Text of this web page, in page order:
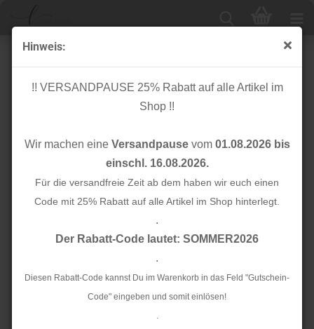
Hinweis:
!! VERSANDPAUSE 25% Rabatt auf alle Artikel im
Shop !!
Wir machen eine Versandpausevom 01.08.2026 bis
einschl. 16.08.2026.
Für die versandfreie Zeit ab dem haben wir euch einen
Code mit 25% Rabatt auf alle Artikel im Shop hinterlegt.
.
Der Rabatt-Code lautet: SOMMER2026
.
Diesen Rabatt-Code kannst Du im Warenkorb in das Feld "Gutschein-
Code" eingeben und somit einlösen!
.
Pompon Borte - Inca - mint